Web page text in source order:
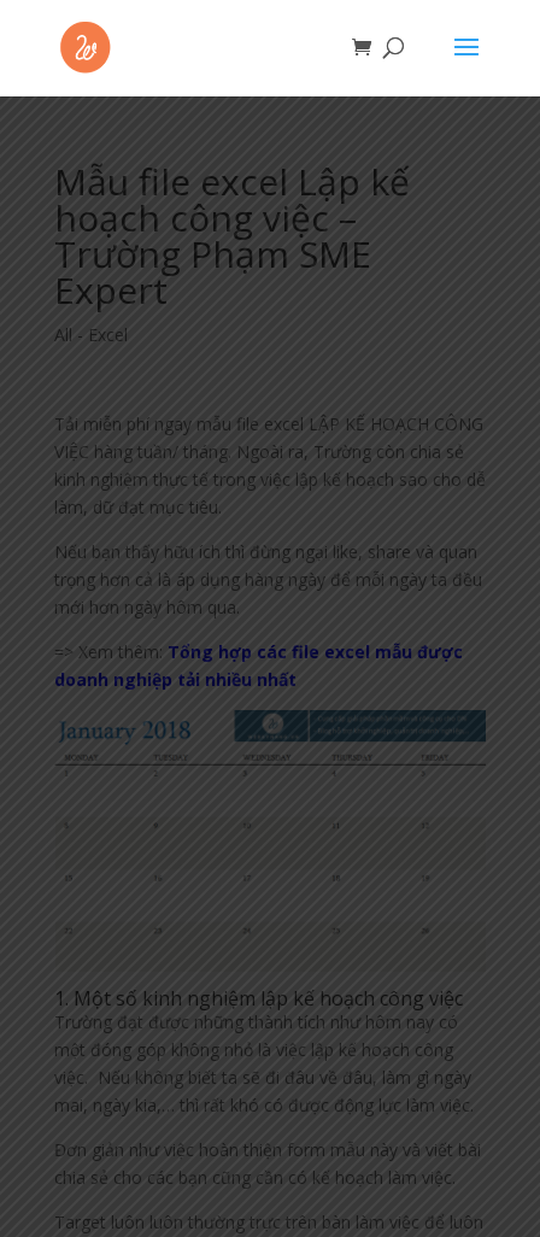
Mẫu file excel Lập kế
hoạch công việc –
Trường Phạm SME
Expert
All - Excel
Tải miễn phí ngay mẫu file excel LẬP KẾ HOẠCH CÔNG
VIỆC hàng tuần/ tháng. Ngoài ra, Trường còn chia sẻ
kinh nghiệm thực tế trong việc lập kế hoạch sao cho dễ
làm, dữ đạt mục tiêu.
Nếu bạn thấy hữu ích thì đừng ngại like, share và quan
trọng hơn cả là áp dụng hàng ngày để mỗi ngày ta đều
mới hơn ngày hôm qua.
=> Xem thêm: Tổng hợp các file excel mẫu được
doanh nghiệp tải nhiều nhất
1. Một số kinh nghiệm lập kế hoạch công việc
Trường đạt được những thành tích như hôm nay có
một đóng góp không nhỏ là việc lập kế hoạch công
việc. Nếu không biết ta sẽ đi đâu về đâu, làm gì ngày
mai, ngày kia,… thì rất khó có được động lực làm việc.
Đơn giản như việc hoàn thiện form mẫu này và viết bài
chia sẻ cho các bạn cũng cần có kế hoạch làm việc.
Target luôn luôn thường trực trên bàn làm việc để luôn